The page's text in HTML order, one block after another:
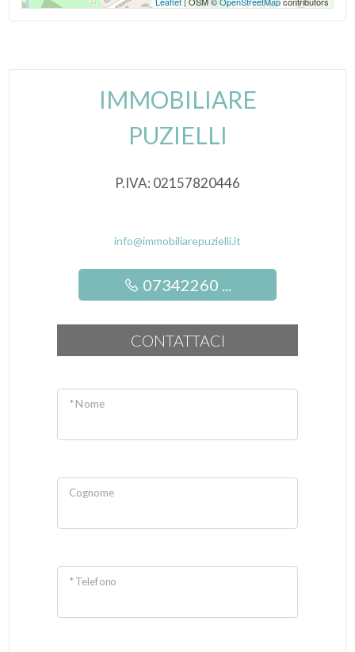
Impianto Telefonico
Infissi in legno
Persiane
IMMOBILIARE
PUZIELLI
P.IVA: 02157820446
info@immobiliarepuzielli.it
07342260 ...
CONTATTACI
* Nome
Cognome
* Telefono